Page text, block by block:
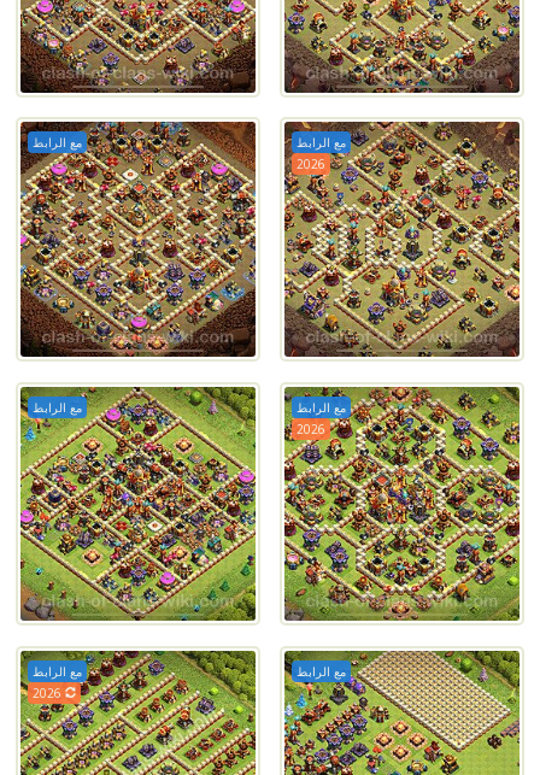
مع الرابط
2026
مع الرابط
مع الرابط
2026
مع الرابط
مع الرابط
مع الرابط